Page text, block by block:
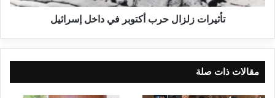
تأثيرات زلزال حرب أكتوبر في داخل إسرائيل
مقالات ذات صلة